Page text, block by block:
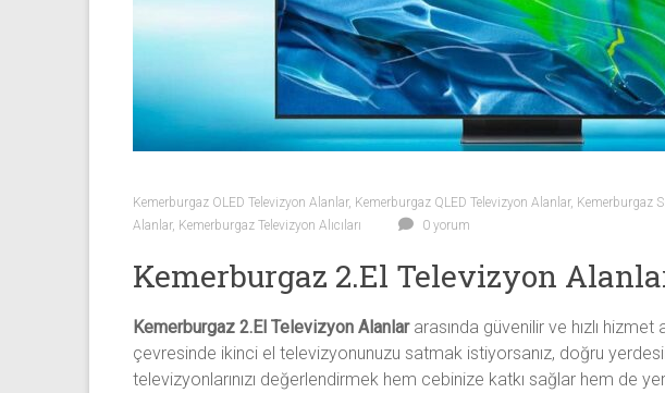
Televizyon
iletişim
kurarak
2.
televizyonlarınızı
hemen
satarak
ödeme
alabilirsiniz.
TV
Kemerburgaz OLED Televizyon Alanlar, Kemerburgaz QLED Televizyon Alanlar, Kemerburgaz
Alanlar, Kemerburgaz Televizyon Alıcıları 0 yorum
Kemerburgaz 2.El Televizyon
Kemerburgaz 2.El Televizyon Alanlararasında güvenilir ve hızlı hizmet
çevresinde ikinci el televizyonunuzu satmak istiyorsanız, doğru
televizyonlarınızı değerlendirmek hem cebinize katkı sağlar hem de